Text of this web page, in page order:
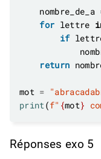
    nombre_de_a
for lettre
if
return
mot =
print(f" {mot}
Réponses exo 5